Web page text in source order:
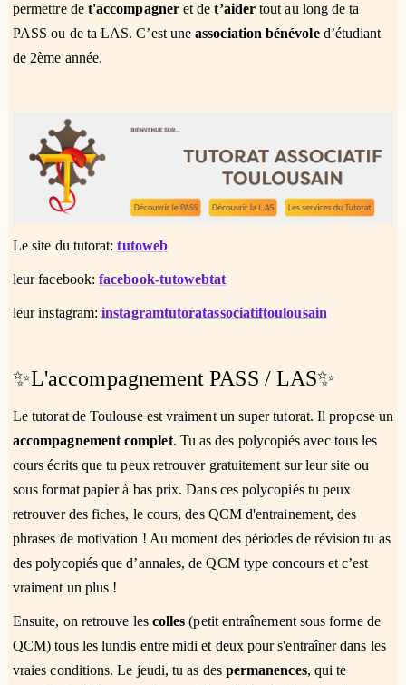
permettre de t'accompagner et det’aidertout au long de ta
PASS ou de ta LAS. C’est uneassociation bénévole d’étudiant
de 2ème année.
Le site du tutorat:tutoweb
leur facebook:facebook-tutowebtat
leur instagram:instagramtutoratassociatiftoulousain
✨L'accompagnement PASS / LAS✨
Le tutorat de Toulouse est vraiment un super tutorat. Il propose un
accompagnement complet. Tu as des polycopiés avec tous les
cours écrits que tu peux retrouver gratuitement sur leur site ou
sous format papier à bas prix. Dans ces polycopiés tu peux
retrouver des fiches, le cours, des QCM d'entrainement, des
phrases de motivation ! Au moment des périodes de révision tu as
des polycopiés que d’annales, de QCM type concours et c’est
vraiment un plus !
Ensuite, on retrouve les colles(petit entraînement sous forme de
QCM) tous les lundis entre midi et deux pour s'entraîner dans les
vraies conditions. Le jeudi, tu as des permanences, qui te